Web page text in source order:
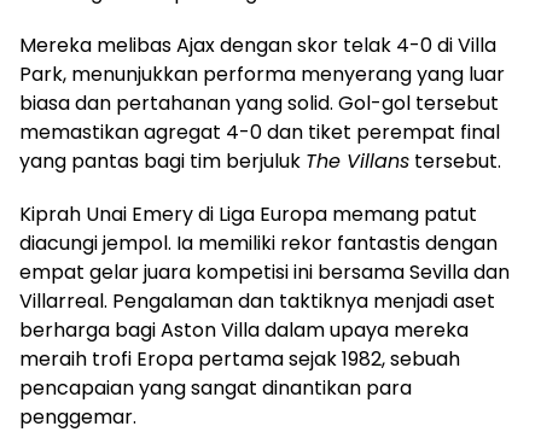
Mereka melibas Ajax dengan skor telak 4-0 di Villa
Park, menunjukkan performa menyerang yang luar
biasa dan pertahanan yang solid. Gol-gol tersebut
memastikan agregat 4-0 dan tiket perempat final
yang pantas bagi tim berjuluk The Villans tersebut.
Kiprah Unai Emery di Liga Europa memang patut
diacungi jempol. Ia memiliki rekor fantastis dengan
empat gelar juara kompetisi ini bersama Sevilla dan
Villarreal. Pengalaman dan taktiknya menjadi aset
berharga bagi Aston Villa dalam upaya mereka
meraih trofi Eropa pertama sejak 1982, sebuah
pencapaian yang sangat dinantikan para
penggemar.